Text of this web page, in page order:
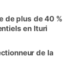
de plus de 40 %
en Ituri
de la